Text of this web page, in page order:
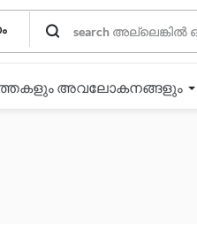
അവലോകനങ്ങളും